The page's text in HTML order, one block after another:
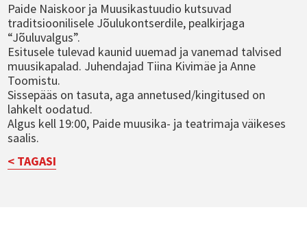
Paide Naiskoor ja Muusikastuudio kutsuvad
traditsioonilisele Jõulukontserdile, pealkirjaga
“Jõuluvalgus”.
Esitusele tulevad kaunid uuemad ja vanemad talvised
muusikapalad. Juhendajad Tiina Kivimäe ja Anne
Toomistu.
Sissepääs on tasuta, aga annetused/kingitused on
lahkelt oodatud.
Algus kell 19:00, Paide muusika- ja teatrimaja väikeses
saalis.
< TAGASI